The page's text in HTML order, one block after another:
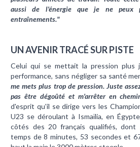
aussi de l'énergie que je ne peux
entraînements."
UN AVENIR TRACÉ SUR PISTE
Celui qui se mettait la pression
performance, sans négliger sa santé
me mets plus trop de pression. Juste
pas être dégoûté et m'arrêter en
d'esprit qu'il se dirige vers les
U23 se déroulant à Ismaïlia, en
côtés des 20 français qualifiés, dont
temps de 8 minutes, 53 secondes et